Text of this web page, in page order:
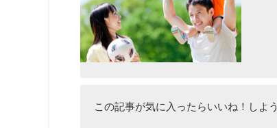
この記事が気に入ったらいいね！しよう